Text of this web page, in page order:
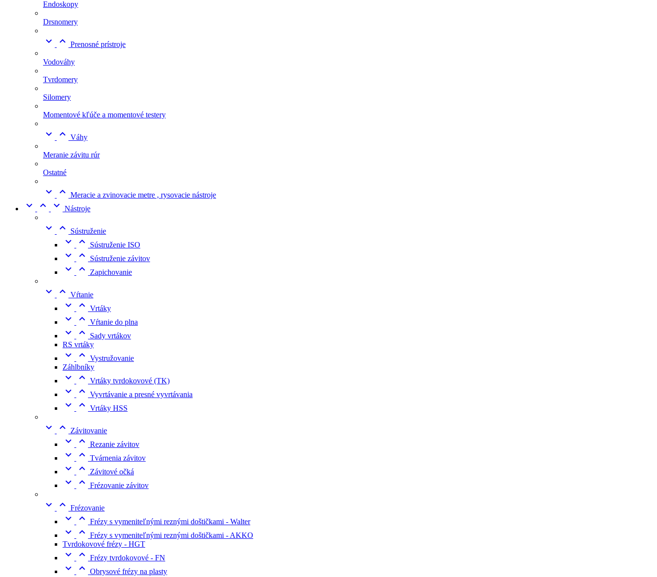
Endoskopy
Drsnomery
  Prenosné prístroje
Vodováhy
Tvrdomery
Silomery
Momentové kľúče a momentové testery
  Váhy
Meranie závitu rúr
Ostatné
  Meracie a zvinovacie metre , rysovacie nástroje
   Nástroje
  Sústruženie
  Sústruženie ISO
  Sústruženie závitov
  Zapichovanie
  Vŕtanie
  Vrtáky
  Vŕtanie do plna
 
Sady vrtákov
RS vrtáky
  Vystružovanie
Záhlbníky
  Vrtáky tvrdokovové (TK)
  Vyvrtávanie a presné vyvrtávania
  Vrtáky HSS
  Závitovanie
  Rezanie závitov
  Tvárnenia závitov
  Závitové očká
  Frézovanie závitov
  Frézovanie
  Frézy s vymeniteľnými reznými doštičkami - Walter
  Frézy s vymeniteľnými reznými doštičkami - AKKO
Tvrdokovové frézy - HGT
  Frézy tvrdokovové - FN
  Obrysové frézy na plasty